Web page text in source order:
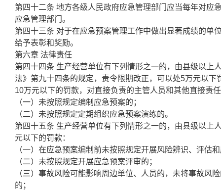
第四十二条 地方各级人民政府应急管理部门应当每年对应
应急管理部门。
第四十三条 对于在应急预案管理工作中做出显著成绩的单
给予表彰和奖励。
第六章 法律责任
第四十四条 生产经营单位有下列情形之一的，由县级以上
法》第九十四条的规定，责令限期改正，可以处5万元以
10万元以下的罚款，对直接负责的主管人员和其他直接责
（一）未按照规定编制应急预案的；
（二）未按照规定定期组织应急预案演练的。
第四十五条 生产经营单位有下列情形之一的，由县级以上
元以下的罚款：
（一）在应急预案编制前未按照规定开展风险辨识、评估
（二）未按照规定开展应急预案评审的；
（三）事故风险可能影响周边单位、人员的，未将事故风
的；